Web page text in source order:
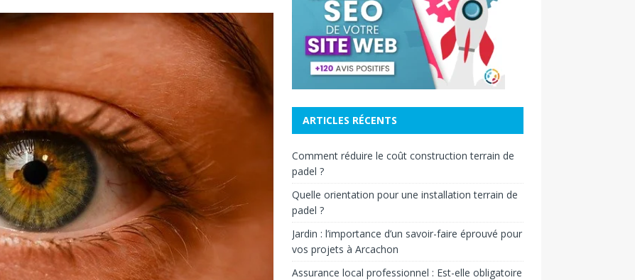
ARTICLES RÉCENTS
Comment réduire le coût construction terrain de
padel ?
Quelle orientation pour une installation terrain de
padel ?
Jardin : l’importance d’un savoir-faire éprouvé pour
vos projets à Arcachon
Assurance local professionnel : Est-elle obligatoire